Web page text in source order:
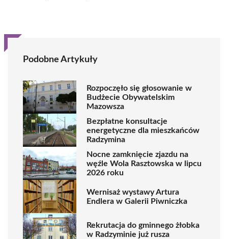
Podobne Artykuły
Rozpoczęło się głosowanie w
Budżecie Obywatelskim
Mazowsza
Bezpłatne konsultacje
energetyczne dla mieszkańców
Radzymina
Nocne zamknięcie zjazdu na
węźle Wola Rasztowska w lipcu
2026 roku
Wernisaż wystawy Artura
Endlera w Galerii Piwniczka
Rekrutacja do gminnego żłobka
w Radzyminie już rusza